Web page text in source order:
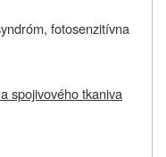
fotosenzitívna
spojivového tkaniva